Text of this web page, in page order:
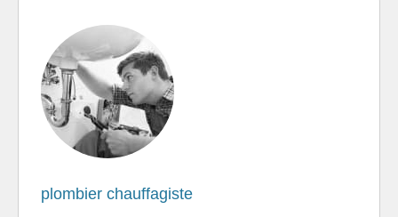
plombier chauffagiste